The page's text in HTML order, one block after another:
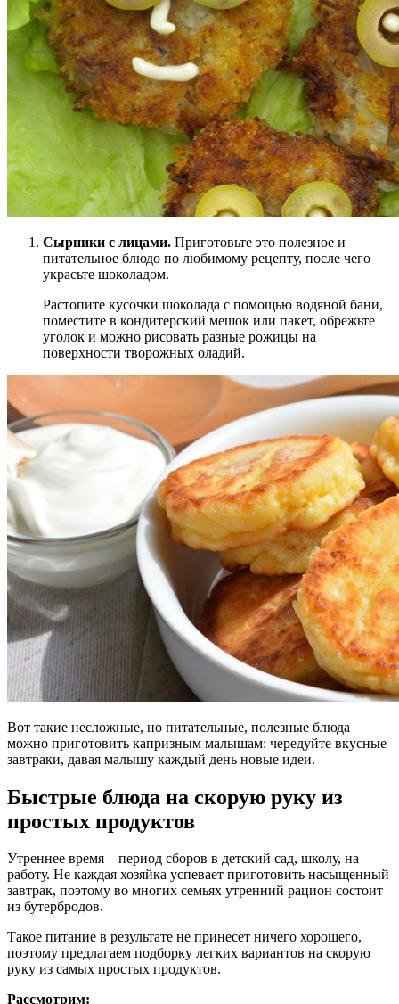
Сырники с лицами. Приготовьте это полезное и
питательное блюдо по любимому рецепту, после чего
украсьте шоколадом.
Растопите кусочки шоколада с помощью водяной бани,
поместите в кондитерский мешок или пакет, обрежьте
уголок и можно рисовать разные рожицы на
поверхности творожных оладий.
Вот такие несложные, но питательные, полезные блюда
можно приготовить капризным малышам: чередуйте вкусные
завтраки, давая малышу каждый день новые идеи.
Быстрые блюда на скорую руку из
простых продуктов
Утреннее время – период сборов в детский сад, школу, на
работу. Не каждая хозяйка успевает приготовить насыщенный
завтрак, поэтому во многих семьях утренний рацион состоит
из бутербродов.
Такое питание в результате не принесет ничего хорошего,
поэтому предлагаем подборку легких вариантов на скорую
руку из самых простых продуктов.
Рассмотрим: